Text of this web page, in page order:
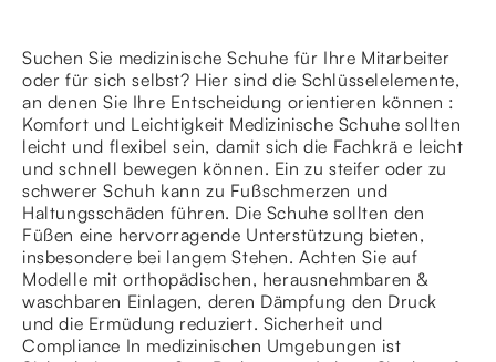
Suchen Sie medizinische Schuhe für Ihre Mitarbeiter
oder für sich selbst? Hier sind die Schlüsselelemente,
an denen Sie Ihre Entscheidung orientieren können :
Komfort und Leichtigkeit Medizinische Schuhe sollten
leicht und flexibel sein, damit sich die Fachkrä e leicht
und schnell bewegen können. Ein zu steifer oder zu
schwerer Schuh kann zu Fußschmerzen und
Haltungsschäden führen. Die Schuhe sollten den
Füßen eine hervorragende Unterstützung bieten,
insbesondere bei langem Stehen. Achten Sie auf
Modelle mit orthopädischen, herausnehmbaren &
waschbaren Einlagen, deren Dämpfung den Druck
und die Ermüdung reduziert. Sicherheit und
Compliance In medizinischen Umgebungen ist